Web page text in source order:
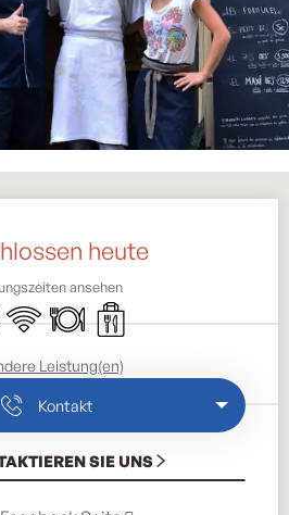
heute
ansehen
Wi-Fi RestaurantVerkauf zum Mitnehmen
Leistung(en)
Kontakt
SIE UNS